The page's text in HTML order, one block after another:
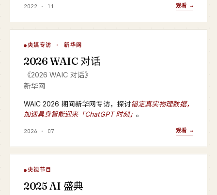
2022 · 11 观看 →
WAIC 对话
新华网 · 2026
▶
央媒专访 · 新华网
2026 WAIC 对话
《2026 WAIC 对话》
新华网
WAIC 2026 期间新华网专访，探讨锚定真实物理数据，
加速具身智能迎来「ChatGPT 时刻」 。
2026 · 07 观看 →
AI 盛典
CCTV-1 · 2025 年度
央视节目
2025 AI 盛典